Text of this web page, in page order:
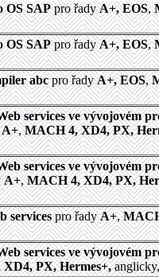
OS SAPpro řadyA+, EOS,
OS SAPpro řadyA+, EOS,
abcpro řadyA+, EOS,
services ve vývojovém
A+,MACH 4, XD4, PX,
services ve vývojovém
A+,MACH 4, XD4, PX,
servicespro řadyA+,
services ve vývojovém
PX, Hermes+,